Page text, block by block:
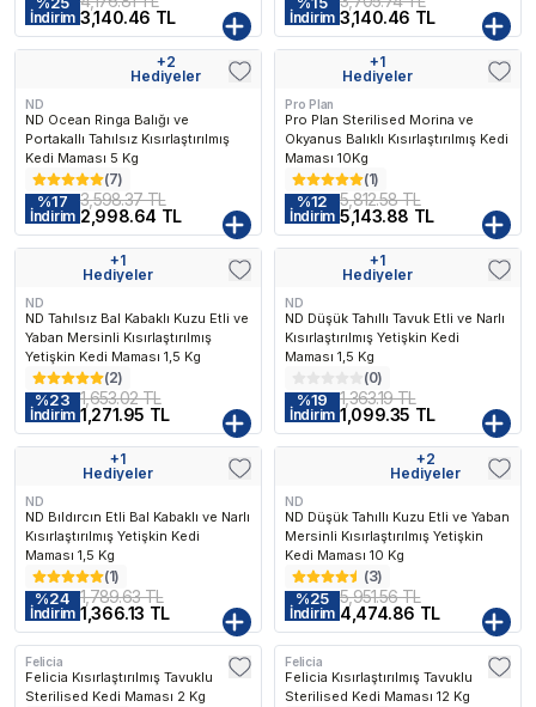
İndirim 3,140.46 TL
İndirim 3,140.46 TL
+2
Hediyeler
ND
ND Ocean Ringa Balığı ve
Portakallı Tahılsız Kısırlaştırılmış
Kedi Maması 5 Kg
(7)
%17
İndirim
3,598.37 TL
2,998.64 TL
Kargo Bedava+1
Hediyeler
Pro Plan
Pro Plan Sterilised Morina ve
Okyanus Balıklı Kısırlaştırılmış Kedi
Maması 10Kg
(1)
%12
İndirim
5,812.58 TL
5,143.88 TL
Kargo Bedava+1
Hediyeler
ND
ND Tahılsız Bal Kabaklı Kuzu Etli ve
Yaban Mersinli Kısırlaştırılmış
Yetişkin Kedi Maması 1,5 Kg
(2)
%23
İndirim
1,653.02 TL
1,271.95 TL
Kargo Bedava+1
Hediyeler
ND
ND Düşük Tahıllı Tavuk Etli ve Narlı
Kısırlaştırılmış Yetişkin Kedi
Maması 1,5 Kg
(0)
%19
İndirim
1,363.19 TL
1,099.35 TL
Kargo Bedava+1
Hediyeler
ND
ND Bıldırcın Etli Bal Kabaklı ve Narlı
Kısırlaştırılmış Yetişkin Kedi
Maması 1,5 Kg
(1)
%24
İndirim
1,789.63 TL
1,366.13 TL
+2
Hediyeler
ND
ND Düşük Tahıllı Kuzu Etli ve Yaban
Mersinli Kısırlaştırılmış Yetişkin
Kedi Maması 10 Kg
(3)
%25
İndirim
5,951.56 TL
4,474.86 TL
Felicia
Felicia Kısırlaştırılmış Tavuklu
Sterilised Kedi Maması 2 Kg
Kargo Bedava
Felicia
Felicia Kısırlaştırılmış Tavuklu
Sterilised Kedi Maması 12 Kg